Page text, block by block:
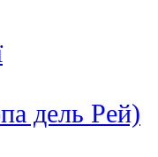
дель Рей)